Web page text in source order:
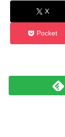
X
Pocket